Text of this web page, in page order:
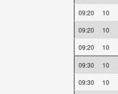
09:20
10
09:20
10
09:20
10
09:30 10
09:30
10